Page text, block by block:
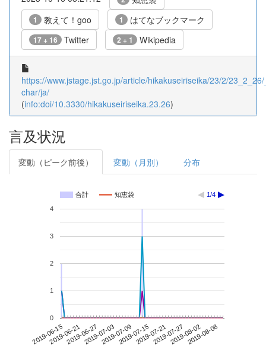
1 教えて！goo 1 はてなブックマーク
17 + 16 Twitter 2 + 1 Wikipedia
https://www.jstage.jst.go.jp/article/hikakuseiriseika/23/2/
char/ja/
(info:doi/10.3330/hikakuseiriseika.23.26)
言及状況
変動（ピーク前後） 変動（月別） 分布
合計 知恵袋 1/4
2019-06-152019-06-212019-06-272019-07-032019-07-092019-07-152019-07-212019-07-272019-08-022019-08-08
0
1
2
3
4